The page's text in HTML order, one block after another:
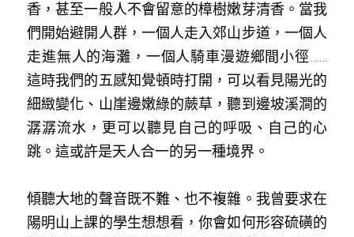
香，甚至一般人不會留意的樟樹嫩芽清香。當我
們開始避開人群，一個人走入郊山步道，一個人
走進無人的海灘，一個人騎車漫遊鄉間小徑……
這時我們的五感知覺頓時打開，可以看見陽光的
細緻變化、山崖邊嫩綠的蕨草，聽到邊坡溪澗的
潺潺流水，更可以聽見自己的呼吸、自己的心
跳。這或許是天人合一的另一種境界。
傾聽大地的聲音既不難、也不複雜。我曾要求在
陽明山上課的學生想想看，你會如何形容硫磺的